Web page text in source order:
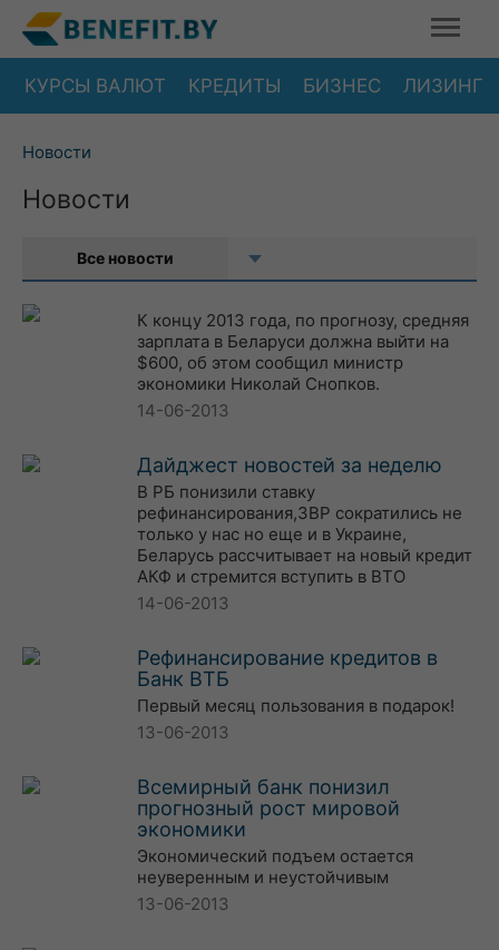
КУРСЫ ВАЛЮТ КРЕДИТЫ БИЗНЕС ЛИЗИНГ
Новости
Новости
Все новости
К концу 2013 года, по прогнозу, средняя
зарплата в Беларуси должна выйти на
$600, об этом сообщил министр
экономики Николай Снопков.
14-06-2013
Дайджест новостей за неделю
В РБ понизили ставку
рефинансирования,ЗВР сократились не
только у нас но еще и в Украине,
Беларусь рассчитывает на новый кредит
АКФ и стремится вступить в ВТО
14-06-2013
Рефинансирование кредитов в
Банк ВТБ
Первый месяц пользования в подарок!
13-06-2013
Всемирный банк понизил
прогнозный рост мировой
экономики
Экономический подъем остается
неуверенным и неустойчивым
13-06-2013